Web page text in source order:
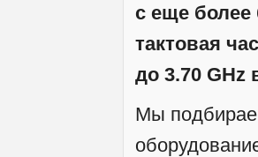
с еще
тактовая
до 3.70 GHz
Мы